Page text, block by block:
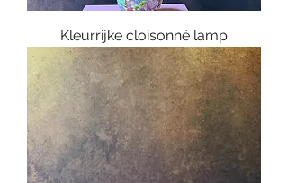
Kleurrijke cloisonné lamp